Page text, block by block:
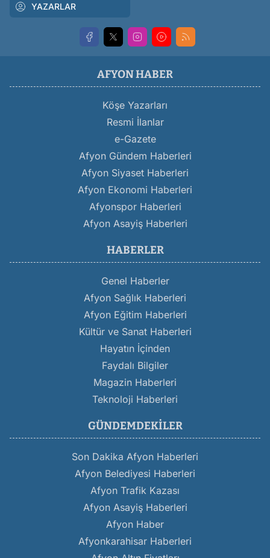
YAZARLAR
AFYON HABER
Köşe Yazarları
Resmi İlanlar
e-Gazete
Afyon Gündem Haberleri
Afyon Siyaset Haberleri
Afyon Ekonomi Haberleri
Afyonspor Haberleri
Afyon Asayiş Haberleri
HABERLER
Genel Haberler
Afyon Sağlık Haberleri
Afyon Eğitim Haberleri
Kültür ve Sanat Haberleri
Hayatın İçinden
Faydalı Bilgiler
Magazin Haberleri
Teknoloji Haberleri
GÜNDEMDEKILER
Son Dakika Afyon Haberleri
Afyon Belediyesi Haberleri
Afyon Trafik Kazası
Afyon Asayiş Haberleri
Afyon Haber
Afyonkarahisar Haberleri